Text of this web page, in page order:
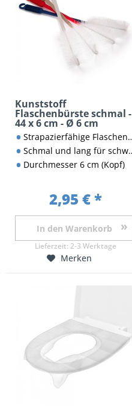
Kunststoff
Flaschenbürste schmal -
44 x 6 cm - Ø 6 cm
Strapazierfähige Flaschenbürste
Schmal und lang für schwer erreichbare Stellen
Durchmesser 6 cm (Kopf)
2,95 € *
In den Warenkorb
Lieferzeit: 2-3 Werktage
Merken